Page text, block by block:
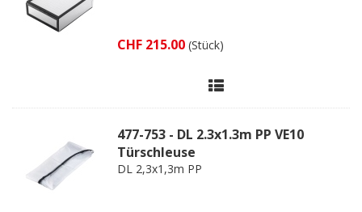
CHF 215.00 (Stück)
477-753 - DL 2.3x1.3m PP VE10
Türschleuse
DL 2,3x1,3m PP